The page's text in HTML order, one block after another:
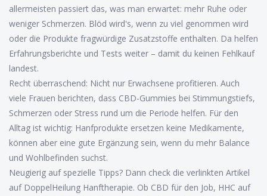
allermeisten passiert das, was man erwartet: mehr Ruhe oder
weniger Schmerzen. Blöd wird's, wenn zu viel genommen wird
oder die Produkte fragwürdige Zusatzstoffe enthalten. Da helfen
Erfahrungsberichte und Tests weiter – damit du keinen Fehlkauf
landest.
Recht überraschend: Nicht nur Erwachsene profitieren. Auch
viele Frauen berichten, dass CBD-Gummies bei Stimmungstiefs,
Schmerzen oder Stress rund um die Periode helfen. Für den
Alltag ist wichtig: Hanfprodukte ersetzen keine Medikamente,
können aber eine gute Ergänzung sein, wenn du mehr Balance
und Wohlbefinden suchst.
Neugierig auf spezielle Tipps? Dann check die verlinkten Artikel
auf DoppelHeilung Hanftherapie. Ob CBD für den Job, HHC auf